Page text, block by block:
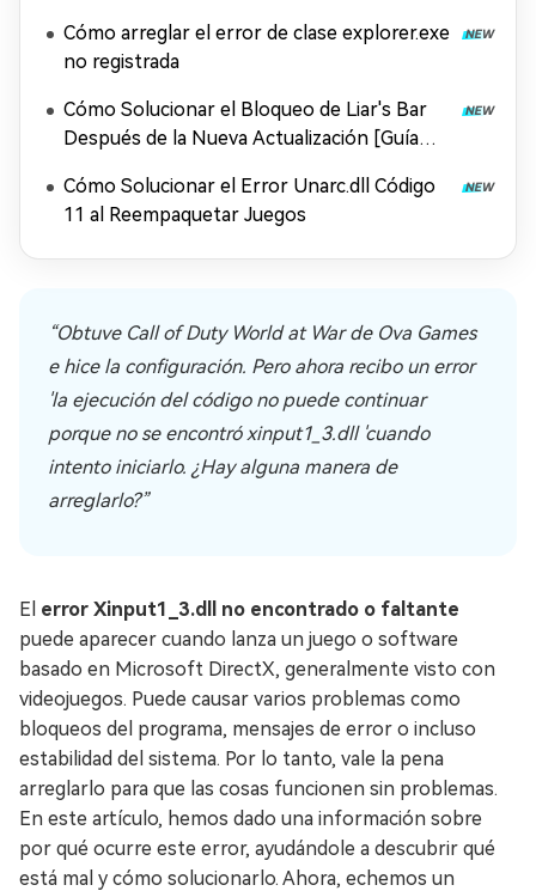
Cómo arreglar el error de clase explorer.exe
no registrada
Cómo Solucionar el Bloqueo de Liar's Bar
Después de la Nueva Actualización [Guía
Cómo Solucionar el Error Unarc.dll Código
11 al Reempaquetar Juegos
“Obtuve Call of Duty World at War de Ova Games
e hice la configuración. Pero ahora recibo un error
'la ejecución del código no puede continuar
porque no se encontró xinput1_3.dll 'cuando
intento iniciarlo. ¿Hay alguna manera de
arreglarlo?”
El error Xinput1_3.dll no encontrado o faltante
puede aparecer cuando lanza un juego o software
basado en Microsoft DirectX, generalmente visto con
videojuegos. Puede causar varios problemas como
bloqueos del programa, mensajes de error o incluso
estabilidad del sistema. Por lo tanto, vale la pena
arreglarlo para que las cosas funcionen sin problemas.
En este artículo, hemos dado una información sobre
por qué ocurre este error, ayudándole a descubrir qué
está mal y cómo solucionarlo. Ahora, echemos un